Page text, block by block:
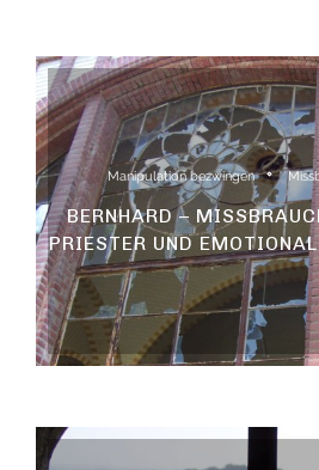
Manipulation bezwingen
BERNHARD –
PRIESTER UND